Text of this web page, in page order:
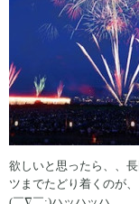
欲しいと思ったら、、
ツまでたどり着くのが